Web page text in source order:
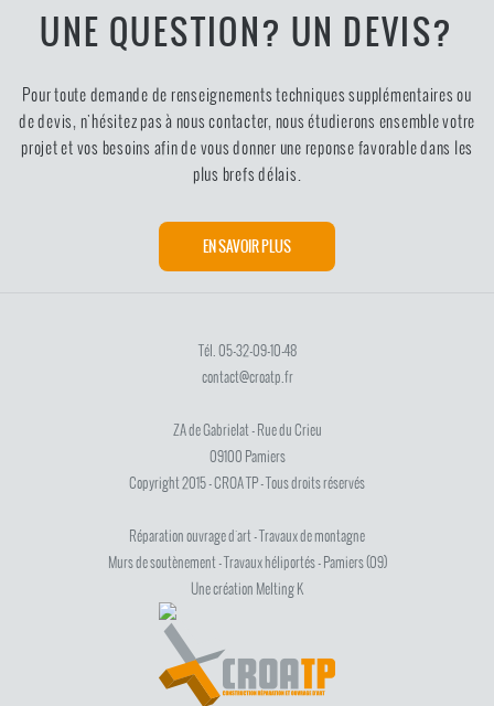
UNE QUESTION? UN DEVIS?
Pour toute demande de renseignements techniques supplémentaires ou
de devis, n'hésitez pas à nous contacter, nous étudierons ensemble votre
projet et vos besoins afin de vous donner une reponse favorable dans les
plus brefs délais.
EN SAVOIR PLUS
Tél. 05-32-09-10-48
contact@croatp.fr
ZA de Gabrielat - Rue du Crieu
09100 Pamiers
Copyright 2015 - CROA TP - Tous droits réservés
Réparation ouvrage d'art - Travaux de montagne
Murs de soutènement - Travaux héliportés - Pamiers (09)
Une création Melting K